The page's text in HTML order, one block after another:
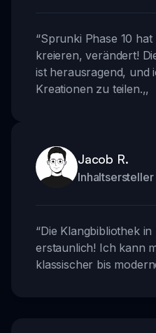
“Sprunki Phase 10
kreieren, verändert!
ist herausragend, und
Kreationen zu teilen.,,
Jacob R.
Inhaltsersteller
“Die Klangbibliothek
erstaunlich! Ich kann
klassischer bis